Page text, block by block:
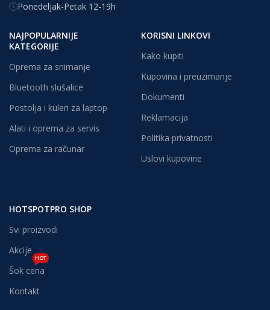
Ponedeljak-Petak 12-19h
NAJPOPULARNIJE
KATEGORIJE
Oprema za snimanje
Bluetooth slušalice
Postolja i kuleri za laptop
Alati i oprema za servis
Oprema za računar
KORISNI LINKOVI
Kako kupiti
Kupovina i preuzimanje
Dokumenti
Reklamacija
Politika privatnosti
Uslovi kupovine
HOTSPOTPRO SHOP
Svi proizvodi
Akcije
Šok cena
HOT
Kontakt